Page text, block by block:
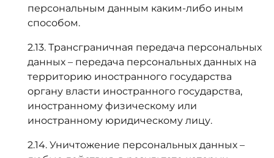
персональным данным каким-либо иным
способом.
2.13. Трансграничная передача персональных
данных – передача персональных данных на
территорию иностранного государства
органу власти иностранного государства,
иностранному физическому или
иностранному юридическому лицу.
2.14. Уничтожение персональных данных –